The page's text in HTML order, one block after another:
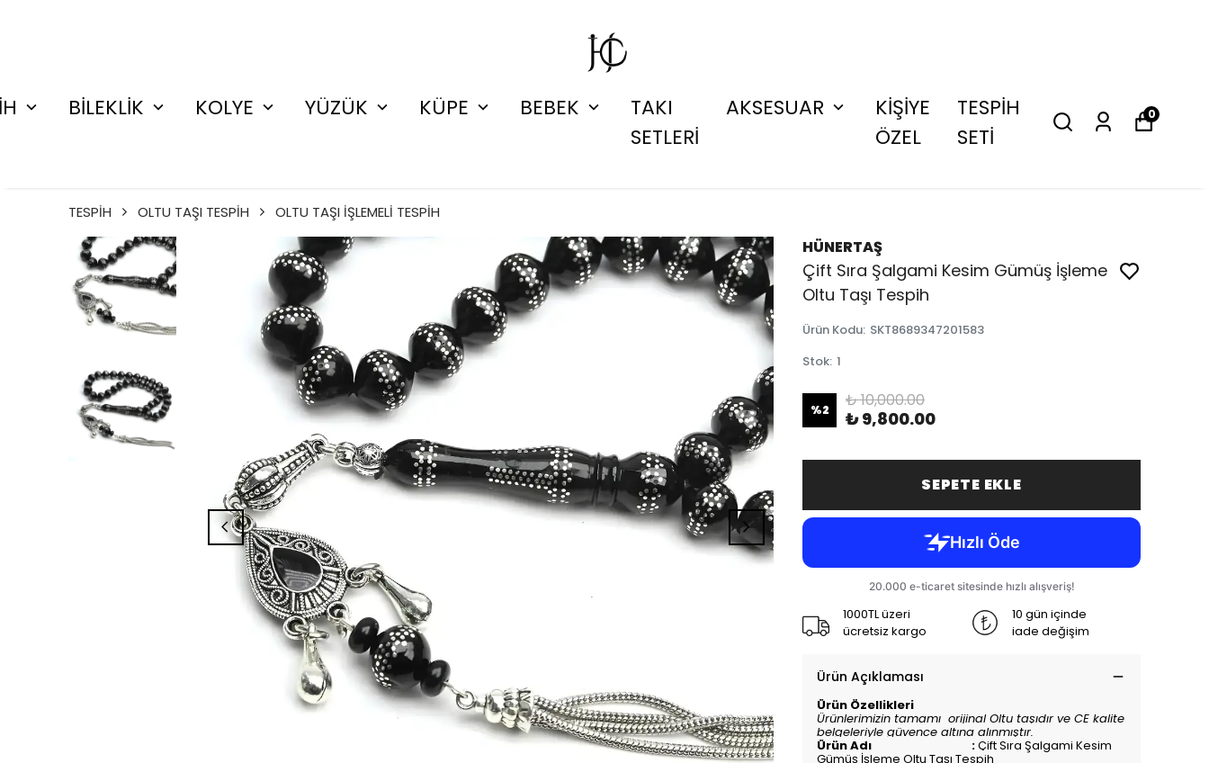
BİLEKLİK KOLYE YÜZÜK KÜPE BEBEK
TAKI
SETLERİ
AKSESUAR
KİŞİYE
ÖZEL
TESPİH
SETİ
0
TESPİH OLTU TAŞI TESPİH OLTU TAŞI İŞLEMELİ TESPİH
HÜNERTAŞ
Çift Sıra Şalgami Kesim Gümüş İşleme
Oltu Taşı Tespih
Ürün Kodu: SKT8689347201583
Stok: 1
%2 ₺ 10,000.00
₺ 9,800.00
SEPETE EKLE
1000TL üzeri
ücretsiz kargo
10 gün içinde
iade değişim
Ürün Açıklaması
Ürün Özellikleri
Ürünlerimizin tamamı orijinal Oltu taşıdır ve CE kalite
belgeleriyle güvence altına alınmıştır.
Ürün Adı :Çift Sıra Şalgami Kesim
Gümüş İşleme Oltu Taşı Tespih